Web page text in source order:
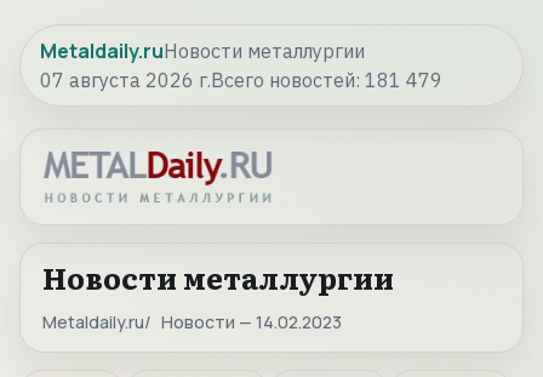
Metaldaily.ruНовости металлургии
07 августа 2026 г.Всего новостей: 181 479
Новости металлургии
Metaldaily.ru Новости — 14.02.2023